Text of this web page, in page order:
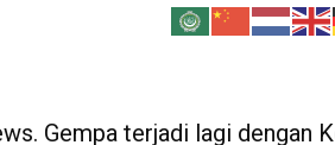
Gempa terjadi lagi dengan